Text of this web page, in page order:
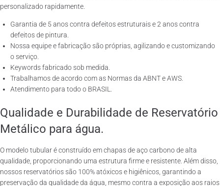
personalizado rapidamente.
Garantia de 5 anos contra defeitos estruturais e 2 anos contra
defeitos de pintura.
Nossa equipe e fabricação são próprias, agilizando e customizando
o serviço.
Keywords fabricado sob medida.
Trabalhamos de acordo com as Normas da ABNT e AWS.
Atendimento para todo o BRASIL.
Qualidade e Durabilidade de Reservatório
Metálico para água.
O modelo tubular é construído em chapas de aço carbono de alta
qualidade, proporcionando uma estrutura firme e resistente. Além disso,
nossos reservatórios são 100% atóxicos e higiênicos, garantindo a
preservação da qualidade da água, mesmo contra a exposição aos raios